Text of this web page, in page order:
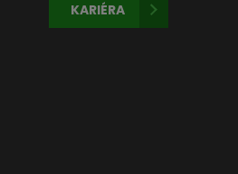
KARIÉRA